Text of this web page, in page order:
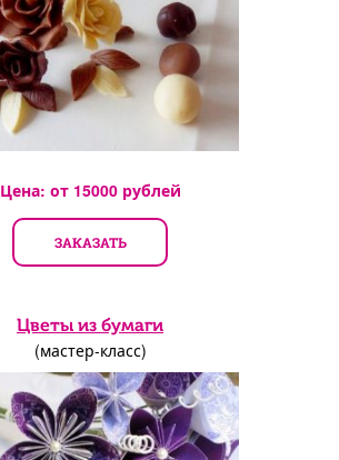
Цена: от 15000рублей
ЗАКАЗАТЬ
Цветы из бумаги
(мастер-класс)